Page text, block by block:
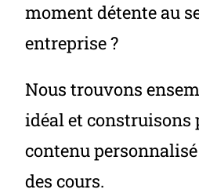
moment détente au
entreprise ?
Nous trouvons
idéal et construisons
contenu
des cours.